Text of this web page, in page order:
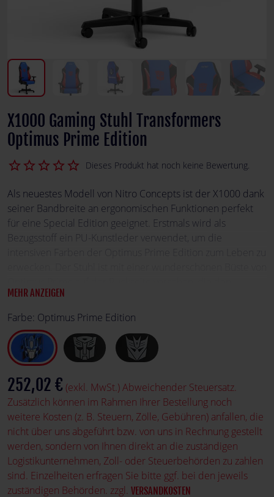
X1000 Gaming Stuhl Transformers
Optimus Prime Edition
star_border
star_border
star_border
star_border
star_border Dieses Produkt hat noch keine Bewertung.
Als neuestes Modell von Nitro Concepts ist der X1000 dank
seiner Bandbreite an ergonomischen Funktionen perfekt
für eine Special Edition geeignet. Erstmals wird als
Bezugsstoff ein PU-Kunstleder verwendet, um die
Anführer der Autobots episch darstellen und Sie in eine
der größten Franchise-Geschichten der Geschichte
eintauchen lassen.
MEHR ANZEIGEN
Farbe: Optimus Prime Edition
252,02 € (exkl. MwSt.) Abweichender Steuersatz.
Zusätzlich können im Rahmen Ihrer Bestellung noch
weitere Kosten (z. B. Steuern, Zölle, Gebühren) anfallen, die
nicht über uns abgeführt bzw. von uns in Rechnung gestellt
werden, sondern von Ihnen direkt an die zuständigen
Logistikunternehmen, Zoll- oder Steuerbehörden zu zahlen
sind. Einzelheiten erfragen Sie bitte ggf. bei den jeweils
zuständigen Behörden. zzgl. VERSANDKOSTEN